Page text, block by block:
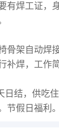
有焊工证，
骨架自动焊
补焊，工作简
日结，供吃